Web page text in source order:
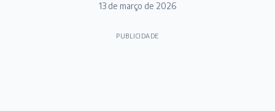
13 de março de 2026
PUBLICIDADE